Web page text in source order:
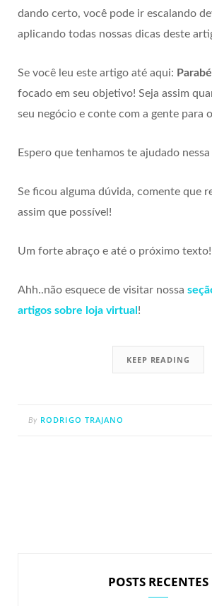
dando certo, você pode ir escalando
aplicando todas nossas dicas deste
Se você leu este artigo até aqui:
focado em seu objetivo! Seja assim
seu negócio e conte com a gente para
Espero que tenhamos te ajudado
Se ficou alguma dúvida, comente que
assim que possível!
Um forte abraço e até o próximo texto!
Ahh..não esquece de visitar nossa
artigos sobre loja virtual !
KEEP READING
By RODRIGO TRAJANO
POSTS RECENTES